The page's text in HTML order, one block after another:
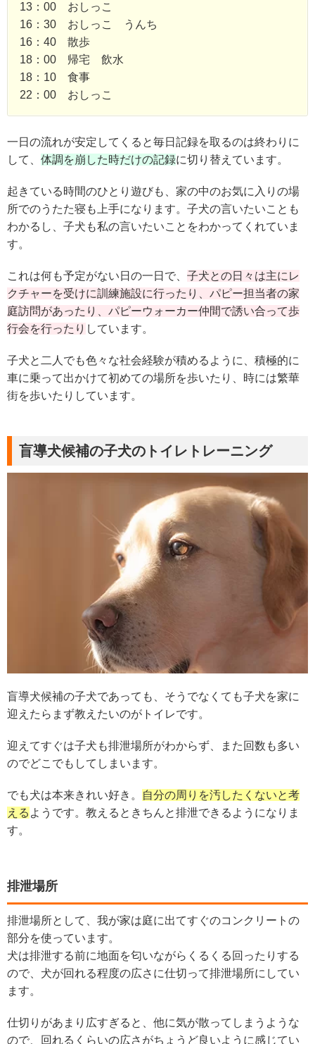
13：00 おしっこ
16：30 おしっこ うんち
16：40 散歩
18：00 帰宅 飲水
18：10 食事
22：00 おしっこ
一日の流れが安定してくると毎日記録を取るのは終わりに
して、 体調を崩した時だけの記録に切り替えています。
起きている時間のひとり遊びも、家の中のお気に入りの場
所でのうたた寝も上手になります。子犬の言いたいことも
わかるし、子犬も私の言いたいことをわかってくれていま
す。
これは何も予定がない日の一日で、 子犬との日々は主にレ
クチャーを受けに訓練施設に行ったり、パピー担当者の家
庭訪問があったり、パピーウォーカー仲間で誘い合って歩
行会を行ったり しています。
子犬と二人でも色々な社会経験が積めるように、積極的に
車に乗って出かけて初めての場所を歩いたり、時には繁華
街を歩いたりしています。
盲導犬候補の子犬のトイレトレーニング
盲導犬候補の子犬であっても、そうでなくても子犬を家に
迎えたらまず教えたいのがトイレです。
迎えてすぐは子犬も排泄場所がわからず、また回数も多い
のでどこでもしてしまいます。
でも犬は本来きれい好き。
自分の周りを汚したくないと考
える ようです。教えるときちんと排泄できるようになりま
す。
排泄場所
排泄場所として、我が家は庭に出てすぐのコンクリートの
部分を使っています。
犬は排泄する前に地面を匂いながらくるくる回ったりする
ので、犬が回れる程度の広さに仕切って排泄場所にしてい
ます。
仕切りがあまり広すぎると、他に気が散ってしまうような
ので、回れるくらいの広さがちょうど良いように感じてい